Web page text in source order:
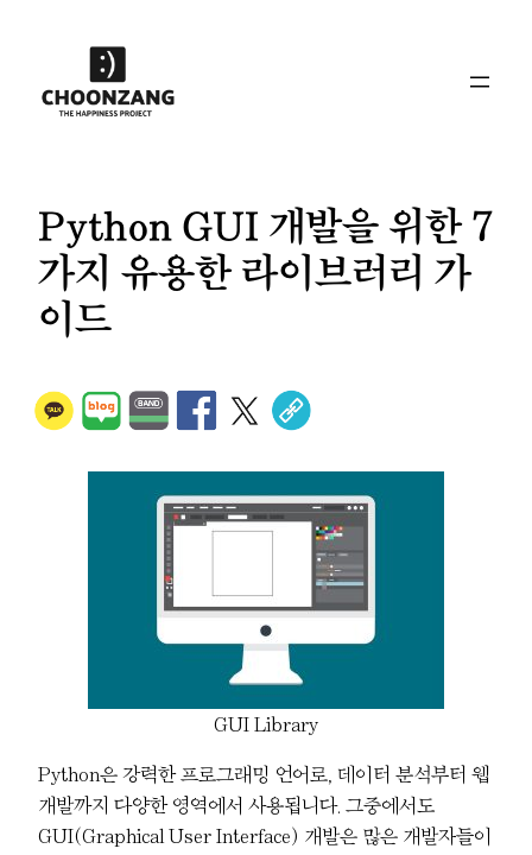
Python GUI 개발을 위한 7
가지 유용한 라이브러리 가
이드
GUI Library
Python은 강력한 프로그래밍 언어로, 데이터 분석부터 웹
개발까지 다양한 영역에서 사용됩니다. 그중에서도
GUI(Graphical User Interface) 개발은 많은 개발자들이